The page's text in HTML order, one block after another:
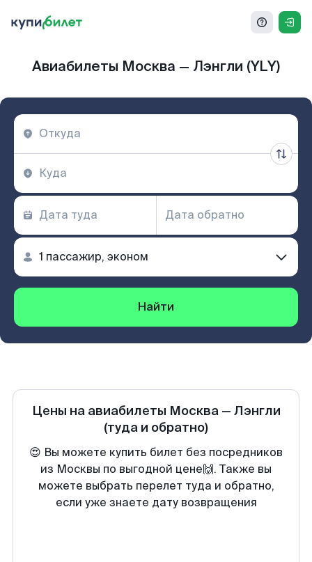
Авиабилеты Москва — Лэнгли (YLY)
Найти
Цены на авиабилеты Москва— Лэнгли
(туда и обратно)
😍 Вы можете купить билет без посредников
из Москвы по выгодной цене🙌. Также вы
можете выбрать перелет туда и обратно,
если уже знаете дату возвращения